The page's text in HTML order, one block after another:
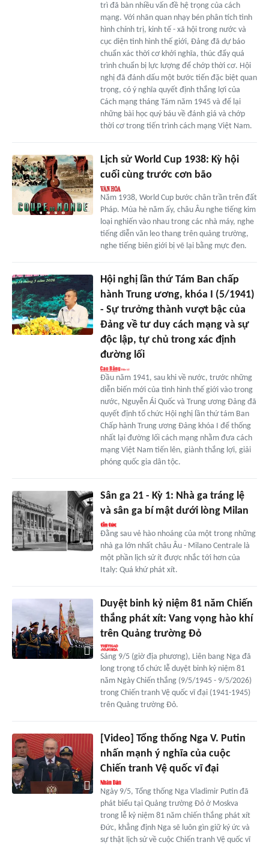
trì đã bàn nhiều vấn đề hệ trọng của cách
mạng. Với nhãn quan nhạy bén phân tích tình
hình chính trị, kinh tế - xã hội trong nước và
cục diện tình hình thế giới, Đảng đã dự báo
chuẩn xác thời cơ khởi nghĩa, thúc đẩy quá
trình chuẩn bị lực lượng để chớp thời cơ. Hội
nghị đã đánh dấu một bước tiến đặc biệt quan
trọng, có ý nghĩa quyết định thắng lợi của
Cách mạng tháng Tám năm 1945 và để lại
những bài học quý báu về đánh giá và chớp
thời cơ trong tiến trình cách mạng Việt Nam.
Lịch sử World Cup 1938: Kỳ hội
cuối cùng trước cơn bão
Năm 1938, World Cup bước chân trần trên đất
Pháp. Mùa hè năm ấy, châu Âu nghe tiếng kim
loại nghiến vào nhau trong các nhà máy, nghe
tiếng diễn văn leo thang trên quảng trường,
nghe tiếng biên giới bị vẽ lại bằng mực đen.
Hội nghị lần thứ Tám Ban chấp
hành Trung ương, khóa I (5/1941)
- Sự trưởng thành vượt bậc của
Đảng về tư duy cách mạng và sự
độc lập, tự chủ trong xác định
đường lối
Đầu năm 1941, sau khi về nước, trước những
diễn biến mới của tình hình thế giới vào trong
nước, Nguyễn Ái Quốc và Trung ương Đảng đã
quyết định tổ chức Hội nghị lần thứ tám Ban
Chấp hành Trung ương Đảng khóa I để thống
nhất lại đường lối cách mạng nhằm đưa cách
mạng Việt Nam tiến lên, giành thắng lợi, giải
phóng quốc gia dân tộc.
Sân ga 21 - Kỳ 1: Nhà ga tráng lệ
và sân ga bí mật dưới lòng Milan
Đằng sau vẻ hào nhoáng của một trong những
nhà ga lớn nhất châu Âu - Milano Centrale là
một phần lịch sử ít được nhắc tới hơn của
Italy: Quá khứ phát xít.
Duyệt binh kỷ niệm 81 năm Chiến
thắng phát xít: Vang vọng hào khí
trên Quảng trường Đỏ
Sáng 9/5 (giờ địa phương), Liên bang Nga đã
long trọng tổ chức lễ duyệt binh kỷ niệm 81
năm Ngày Chiến thắng (9/5/1945 - 9/5/2026)
trong Chiến tranh Vệ quốc vĩ đại (1941-1945)
trên Quảng trường Đỏ.
[Video] Tổng thống Nga V. Putin
nhấn mạnh ý nghĩa của cuộc
Chiến tranh Vệ quốc vĩ đại
Ngày 9/5, Tổng thống Nga Vladimir Putin đã
phát biểu tại Quảng trường Đỏ ở Moskva
trong lễ kỷ niệm 81 năm chiến thắng phát xít
Đức, khẳng định Nga sẽ luôn gìn giữ ký ức và
sự thật lịch sử về cuộc Chiến tranh Vệ quốc vĩ